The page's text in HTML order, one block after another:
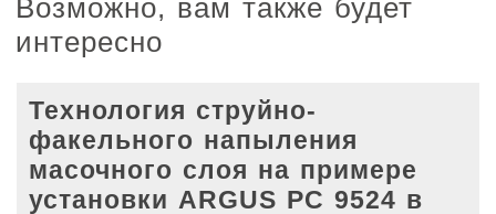
Возможно, вам также будет
интересно
Технология струйно-
факельного напыления
масочного слоя на примере
установки ARGUS PC 9524 в